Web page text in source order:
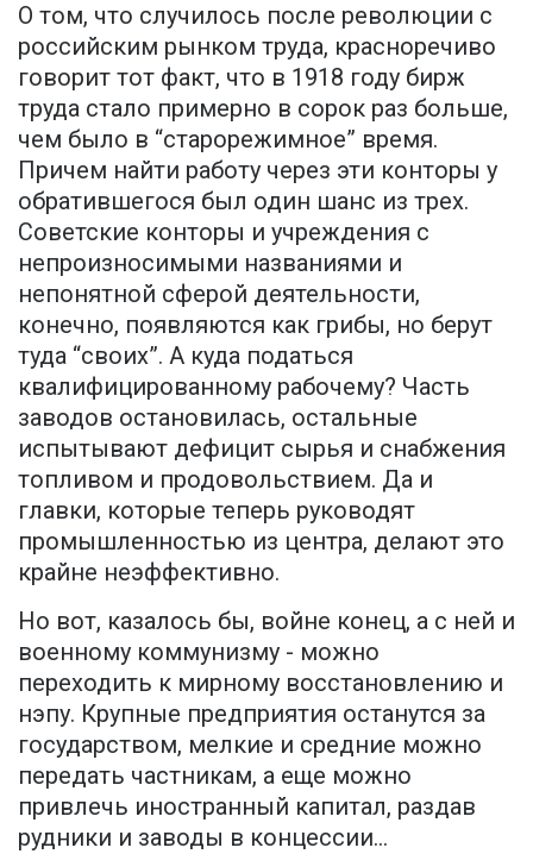
О том, что случилось после революции с
российским рынком труда, красноречиво
говорит тот факт, что в 1918 году бирж
труда стало примерно в сорок раз больше,
чем было в “старорежимное” время.
Причем найти работу через эти конторы у
обратившегося был один шанс из трех.
Советские конторы и учреждения с
непроизносимыми названиями и
непонятной сферой деятельности,
конечно, появляются как грибы, но берут
туда “своих”. А куда податься
квалифицированному рабочему? Часть
заводов остановилась, остальные
испытывают дефицит сырья и снабжения
топливом и продовольствием. Да и
главки, которые теперь руководят
промышленностью из центра, делают это
крайне неэффективно.
Но вот, казалось бы, войне конец, а с ней и
военному коммунизму - можно
переходить к мирному восстановлению и
нэпу. Крупные предприятия останутся за
государством, мелкие и средние можно
передать частникам, а еще можно
привлечь иностранный капитал, раздав
рудники и заводы в концессии...